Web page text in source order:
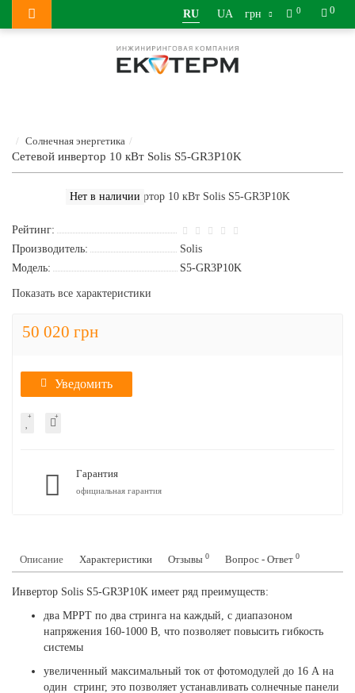
0
RU UA грн 0
Солнечная энергетика
Сетевой инвертор 10 кВт Solis S5-GR3P10K
Нет в наличии
Рейтинг:
Производитель:
Solis
Модель:
S5-GR3P10K
Показать все характеристики
50 020 грн
Уведомить
Гарантия
официальная гарантия
Описание Характеристики Отзывы 0 Вопрос - Ответ 0
Инвертор Solis S5-GR3P10K имеет ряд преимуществ:
два МРРТ по два стринга на каждый, с диапазоном
напряжения 160-1000 В, что позволяет повысить гибкость
системы
увеличенный максимальный ток от фотомодулей до 16 А на
один стринг, это позволяет устанавливать солнечные панели